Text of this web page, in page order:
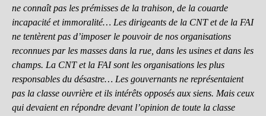
ne connaît pas les prémisses de la trahison, de la couarde
incapacité et immoralité… Les dirigeants de la CNT et de la FAI
ne tentèrent pas d’imposer le pouvoir de nos organisations
reconnues par les masses dans la rue, dans les usines et dans les
champs. La CNT et la FAI sont les organisations les plus
responsables du désastre… Les gouvernants ne représentaient
pas la classe ouvrière et ils intérêts opposés aux siens. Mais ceux
qui devaient en répondre devant l’opinion de toute la classe